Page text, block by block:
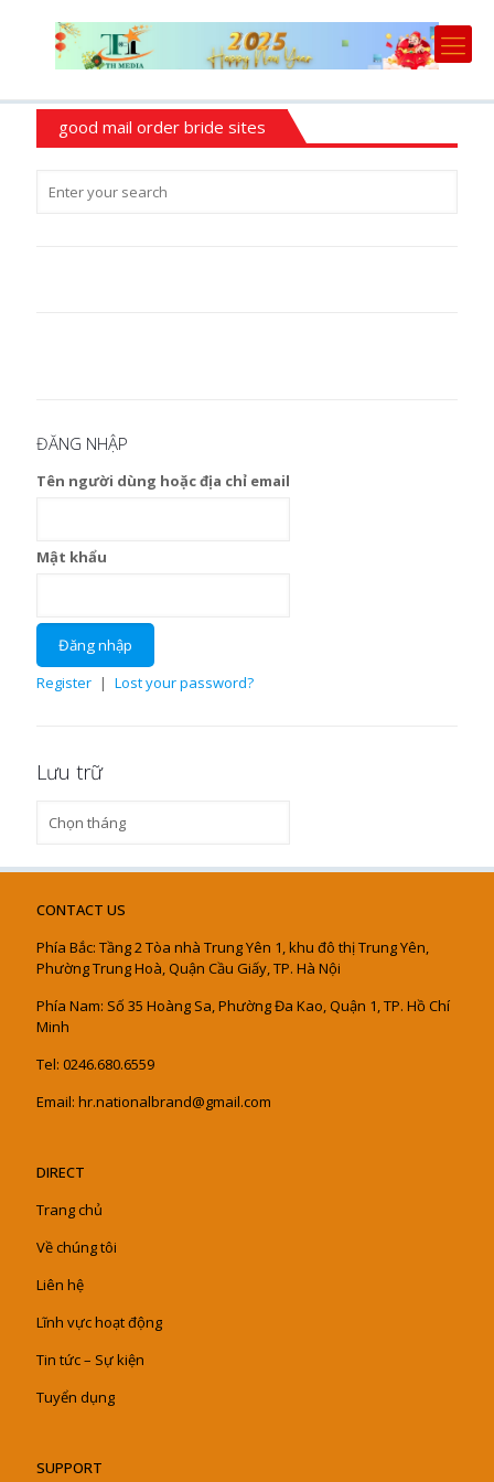
good mail order bride sites
ĐĂNG NHẬP
Tên người dùng hoặc địa chỉ email
Mật khẩu
Register | Lost your password?
Lưu trữ
trữ
CONTACT US
Phía Bắc: Tầng 2 Tòa nhà Trung Yên 1, khu đô thị Trung Yên,
Phường Trung Hoà, Quận Cầu Giấy, TP. Hà Nội
Phía Nam: Số 35 Hoàng Sa, Phường Đa Kao, Quận 1, TP. Hồ Chí
Minh
Tel: 0246.680.6559
Email: hr.nationalbrand@gmail.com
DIRECT
Trang chủ
Về chúng tôi
Liên hệ
Lĩnh vực hoạt động
Tin tức – Sự kiện
Tuyển dụng
SUPPORT